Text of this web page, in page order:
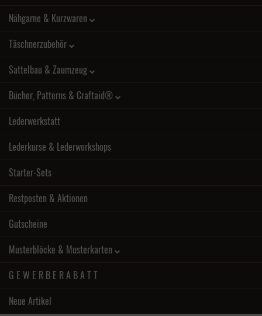
Nähgarne & Kurzwaren
Täschnerzubehör
Sattelbau & Zaumzeug
Bücher, Patterns & Craftaid®
Lederwerkstatt
Lederkurse & Lederworkshops
Starter-Sets
Restposten & Aktionen
Gutscheine
Musterblöcke & Musterkarten
G E W E R B E R A B A T T
Neue Artikel